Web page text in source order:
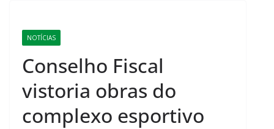
NOTÍCIAS
Conselho Fiscal
vistoria obras do
complexo esportivo